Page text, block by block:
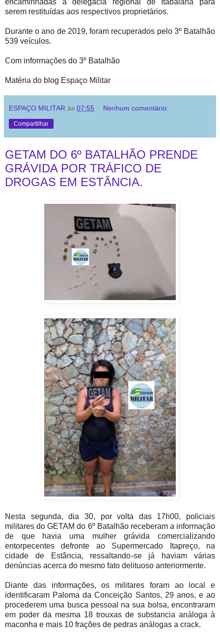
serem restituídas aos respectivos proprietários.
Durante o ano de 2019, foram recuperados pelo 3º Batalhão
539 veículos.
Com informações do 3º Batalhão
Matéria do blog Espaço Militar
ESPAÇO MILITAR às 07:55 Nenhum comentário:
Compartilhar
GETAM DO 6º BATALHÃO PRENDE
GRÁVIDA POR TRÁFICO DE
DROGAS EM ESTÂNCIA.
Nesta segunda, dia 30, por volta das 17h00, policiais
militares do GETAM do 6º Batalhão receberam a informação
de que havia uma mulher grávida comercializando
entorpecentes defronte ao Supermercado Itapreço, na
cidade de Estância, ressaltando-se já haviam várias
denúncias acerca do mesmo fato delituoso anteriormente.
Diante das informações, os militares foram ao local e
identificaram Paloma da Conceição Santos, 29 anos, e ao
procederem uma busca pessoal na sua bolsa, encontraram
em poder da mesma 18 trouxas de substancia análoga à
maconha e mais 10 frações de pedras análogas a crack.